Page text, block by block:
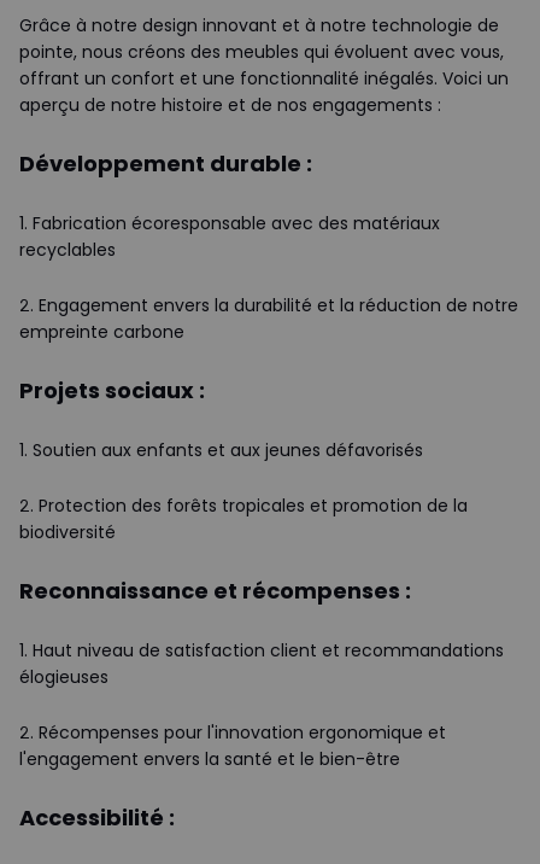
Grâce à notre design innovant et à notre technologie de
pointe, nous créons des meubles qui évoluent avec vous,
offrant un confort et une fonctionnalité inégalés. Voici un
aperçu de notre histoire et de nos engagements :
Développement durable :
1. Fabrication écoresponsable avec des matériaux
recyclables
2. Engagement envers la durabilité et la réduction de notre
empreinte carbone
Projets sociaux :
1. Soutien aux enfants et aux jeunes défavorisés
2. Protection des forêts tropicales et promotion de la
biodiversité
Reconnaissance et récompenses :
1. Haut niveau de satisfaction client et recommandations
élogieuses
2. Récompenses pour l'innovation ergonomique et
l'engagement envers la santé et le bien-être
Accessibilité :